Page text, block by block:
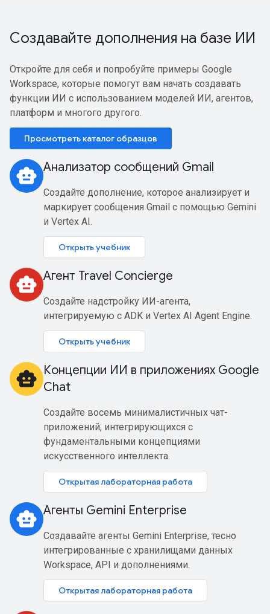
Создавайте дополнения на базе ИИ
Откройте для себя и попробуйте примеры Google
Workspace, которые помогут вам начать создавать
функции ИИ с использованием моделей ИИ, агентов,
платформ и многого другого.
Просмотреть каталог образцов
smart_toy Анализатор сообщений Gmail
Создайте дополнение, которое анализирует и
маркирует сообщения Gmail с помощью Gemini
и Vertex AI.
Открыть учебник
smart_toy Агент Travel Concierge
Создайте надстройку ИИ-агента,
интегрируемую с ADK и Vertex AI Agent Engine.
Открыть учебник
smart_toy Концепции ИИ в приложениях Google
Chat
Создайте восемь минималистичных чат-
приложений, интегрирующихся с
фундаментальными концепциями
искусственного интеллекта.
Открытая лабораторная работа
smart_toy Агенты Gemini Enterprise
Создавайте агенты Gemini Enterprise, тесно
интегрированные с хранилищами данных
Workspace, API и дополнениями.
Открытая лабораторная работа